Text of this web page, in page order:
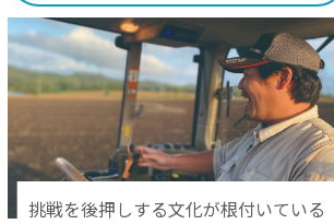
挑戦を後押しする文化が根付いている